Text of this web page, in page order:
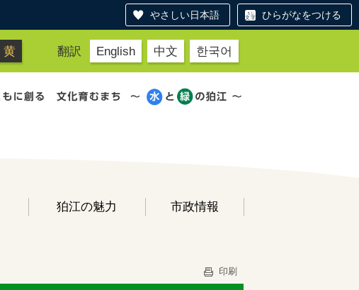
やさしい日本語 ひらがなをつける
黄 翻訳 English 中文 한국어
狛江の魅力 市政情報
印刷